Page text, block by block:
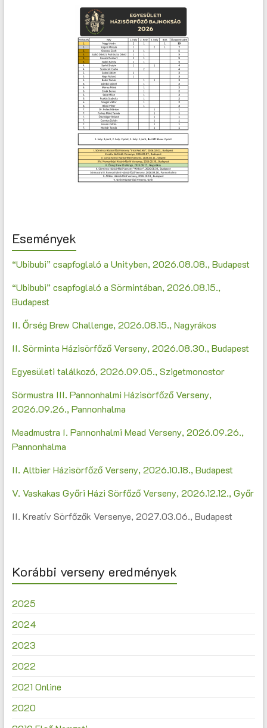
Események
“Ubibubi” csapfoglaló a Unityben, 2026.08.08., Budapest
“Ubibubi” csapfoglaló a Sörmintában, 2026.08.15.,
Budapest
II. Őrség Brew Challenge, 2026.08.15., Nagyrákos
II. Sörminta Házisörfőző Verseny, 2026.08.30., Budapest
Egyesületi találkozó, 2026.09.05., Szigetmonostor
Sörmustra III. Pannonhalmi Házisörfőző Verseny,
2026.09.26., Pannonhalma
Meadmustra I. Pannonhalmi Mead Verseny, 2026.09.26.,
Pannonhalma
II. Altbier Házisörfőző Verseny, 2026.10.18., Budapest
V. Vaskakas Győri Házi Sörfőző Verseny, 2026.12.12., Győr
II. Kreatív Sörfőzők Versenye, 2027.03.06., Budapest
Korábbi verseny eredmények
2025
2024
2023
2022
2021 Online
2020